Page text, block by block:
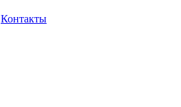
Контакты